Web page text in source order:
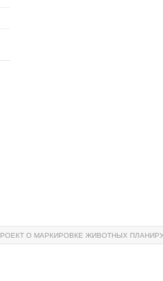
О МАРКИРОВКЕ ЖИВОТНЫХ